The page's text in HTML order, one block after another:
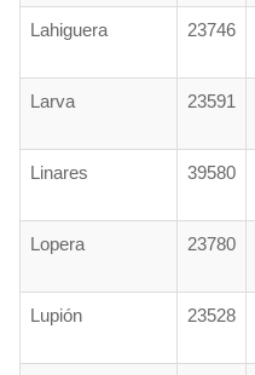
Lahiguera 23746
Larva 23591
Linares 39580
Lopera 23780
Lupión 23528